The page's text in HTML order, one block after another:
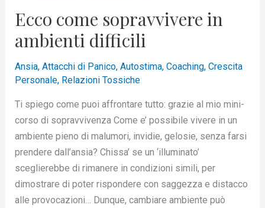
Ecco come sopravvivere in
ambienti difficili
Ansia, Attacchi di Panico, Autostima, Coaching, Crescita
Personale, Relazioni Tossiche
Ti spiego come puoi affrontare tutto: grazie al mio mini-
corso di sopravvivenza Come e’ possibile vivere in un
ambiente pieno di malumori, invidie, gelosie, senza farsi
prendere dall’ansia? Chissa’ se un ‘illuminato’
sceglierebbe di rimanere in condizioni simili, per
dimostrare di poter rispondere con saggezza e distacco
alle provocazioni… Dunque, cambiare ambiente può